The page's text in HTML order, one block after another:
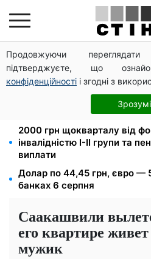
Продовжуючи
підтверджуєте, що
конфіденційності і згодні з
Директорка ДОЗ Києва
Демографічна криза
сьогодні
Пенсійна реформа у вересні:
накопичення й перегляд
2000 грн щокварталу від
інвалідністю I-II групи та
виплати
Долар по 44,45 грн, євро —
банках 6 серпня
Саакашвили
его квартире
мужик